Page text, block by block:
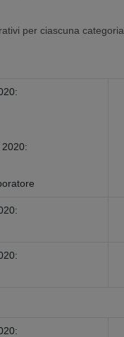
per ciascuna
2020: